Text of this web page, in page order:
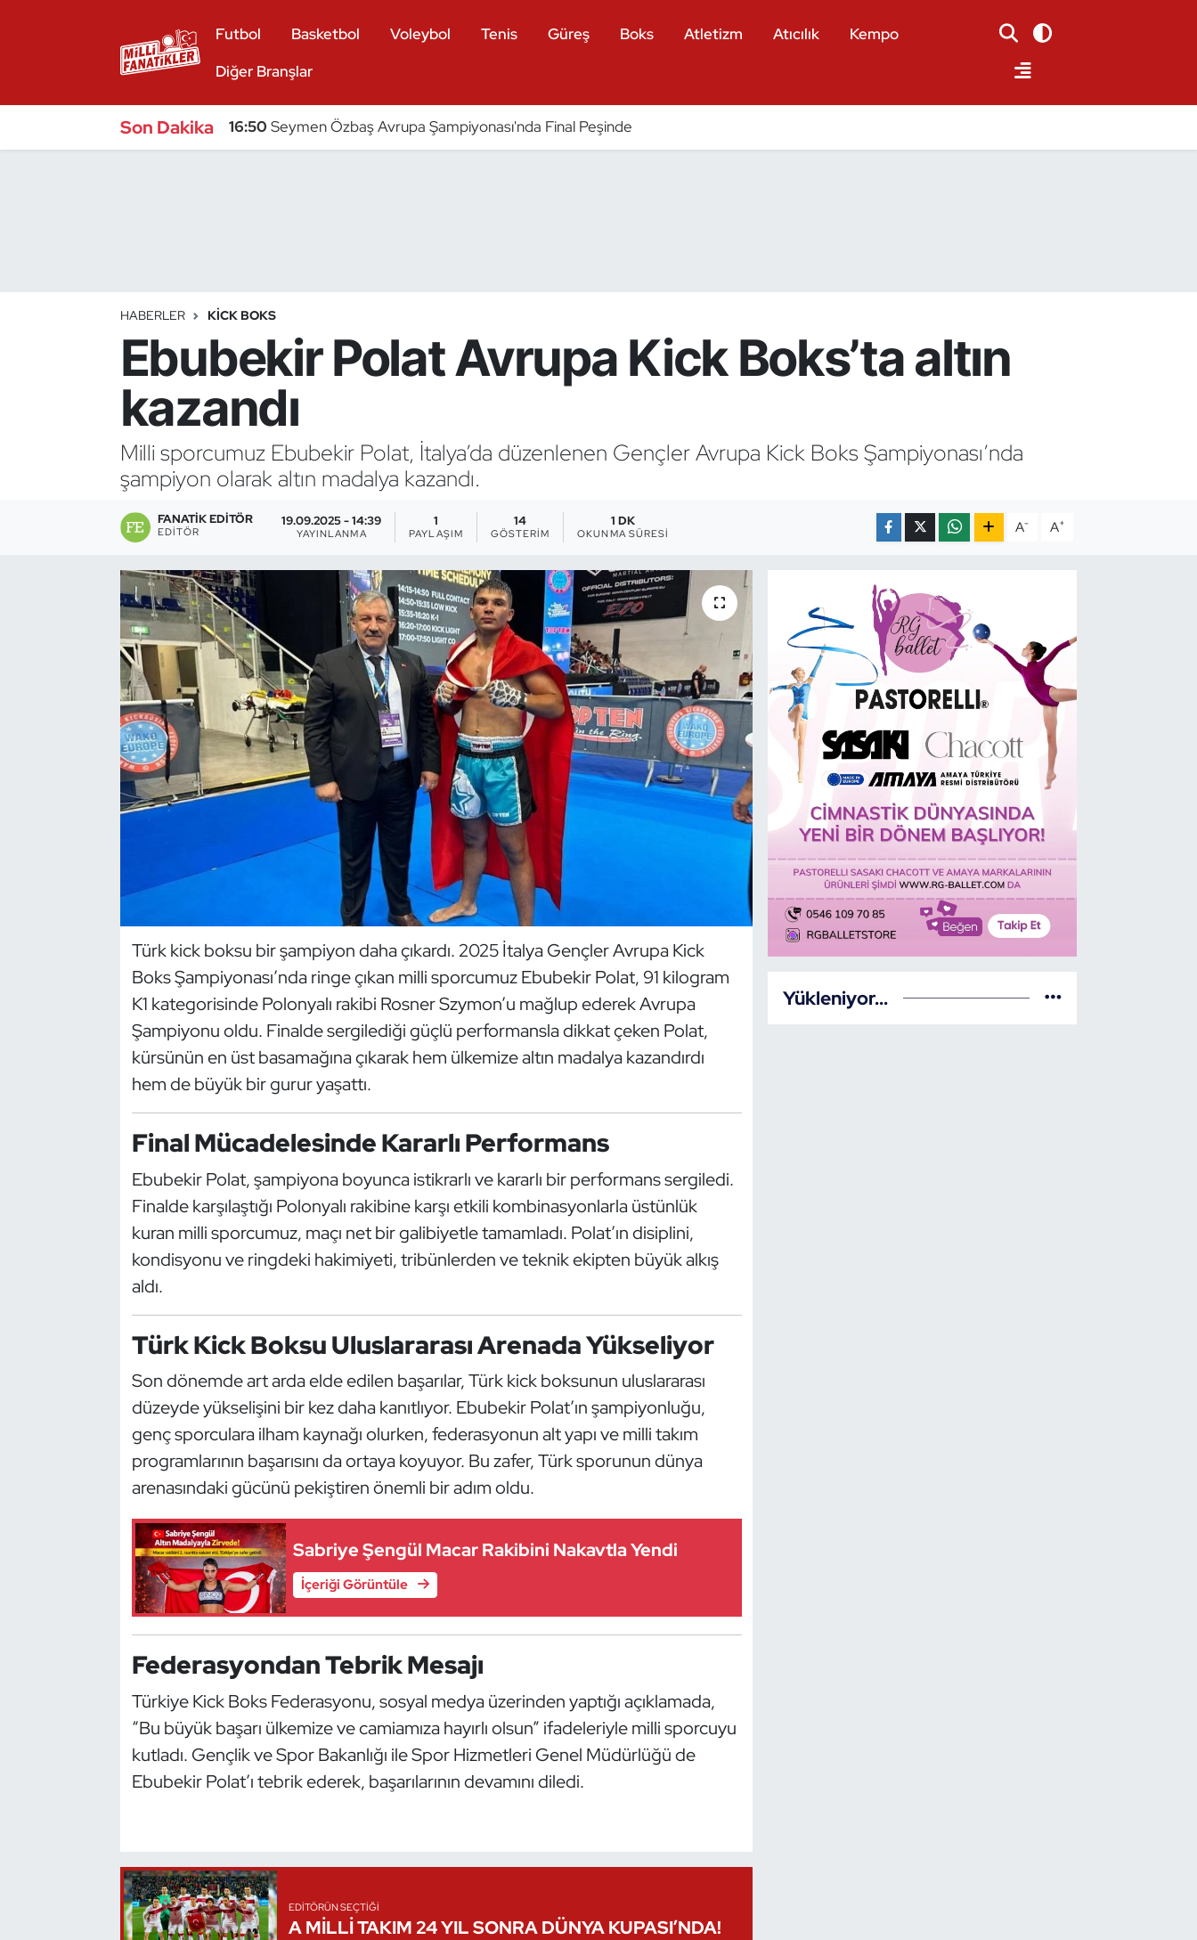
Futbol Basketbol Voleybol Tenis Güreş Boks Atletizm Atıcılık
Kempo
Diğer Branşlar
Son Dakika 16:50 Seymen Özbaş Avrupa Şampiyonası'nda Final Peşinde
HABERLER KICK BOKS
Ebubekir Polat Avrupa Kick Boks’ta altın
kazandı
Milli sporcumuz Ebubekir Polat, İtalya’da düzenlenen Gençler Avrupa Kick Boks Şampiyonası’nda
şampiyon olarak altın madalya kazandı.
FANATIK EDITÖR
EDITÖR
19.09.2025 - 14:39
YAYINLANMA
1
PAYLAŞIM
14
GÖSTERIM
1 DK
OKUNMA SÜRESI A- A+
Türk kick boksu bir şampiyon daha çıkardı. 2025 İtalya Gençler Avrupa Kick
Boks Şampiyonası’nda ringe çıkan milli sporcumuz Ebubekir Polat, 91 kilogram
K1 kategorisinde Polonyalı rakibi Rosner Szymon’u mağlup ederek Avrupa
Şampiyonu oldu. Finalde sergilediği güçlü performansla dikkat çeken Polat,
kürsünün en üst basamağına çıkarak hem ülkemize altın madalya kazandırdı
hem de büyük bir gurur yaşattı.
Final Mücadelesinde Kararlı Performans
Ebubekir Polat, şampiyona boyunca istikrarlı ve kararlı bir performans sergiledi.
Finalde karşılaştığı Polonyalı rakibine karşı etkili kombinasyonlarla üstünlük
kuran milli sporcumuz, maçı net bir galibiyetle tamamladı. Polat’ın disiplini,
kondisyonu ve ringdeki hakimiyeti, tribünlerden ve teknik ekipten büyük alkış
aldı.
Türk Kick Boksu Uluslararası Arenada Yükseliyor
Son dönemde art arda elde edilen başarılar, Türk kick boksunun uluslararası
düzeyde yükselişini bir kez daha kanıtlıyor. Ebubekir Polat’ın şampiyonluğu,
genç sporculara ilham kaynağı olurken, federasyonun alt yapı ve milli takım
programlarının başarısını da ortaya koyuyor. Bu zafer, Türk sporunun dünya
arenasındaki gücünü pekiştiren önemli bir adım oldu.
Sabriye Şengül Macar Rakibini Nakavtla Yendi
İçeriği Görüntüle
Federasyondan Tebrik Mesajı
Türkiye Kick Boks Federasyonu, sosyal medya üzerinden yaptığı açıklamada,
“Bu büyük başarı ülkemize ve camiamıza hayırlı olsun” ifadeleriyle milli sporcuyu
kutladı. Gençlik ve Spor Bakanlığı ile Spor Hizmetleri Genel Müdürlüğü de
Ebubekir Polat’ı tebrik ederek, başarılarının devamını diledi.
EDITÖRÜN SEÇTIĞI
A MİLLİ TAKIM 24 YIL SONRA DÜNYA KUPASI’NDA!
Yükleniyor...
Bocce Bowling Dart
Buz Hokeyi
Buz Pateni
Çim Hokeyi
Cimnastik
Hava Sporları
İşitme Engelli Sporcular
Judo ve Kuraş
Kano ve Rafting
Modern Pentatlon